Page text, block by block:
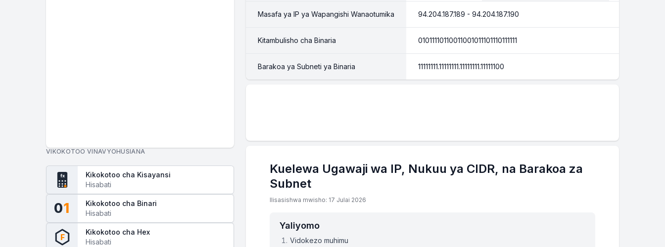
VIKOKOTOO VINAVYOHUSIANA
fx
Kikokotoo cha Kisayansi
Hisabati
01
Kikokotoo cha Binari
Hisabati
F
Kikokotoo cha Hex
Hisabati
Masafa ya IP ya Wapangishi Wanaotumika 94.204.187.189 - 94.204.187.190
Kitambulisho cha Binaria 01011110110011001011101110111111
Barakoa ya Subneti ya Binaria 11111111.11111111.11111111.11111100
Kuelewa Ugawaji wa IP, Nukuu ya CIDR, na Barakoa za
Subnet
Ilisasishwa mwisho: 17 Julai 2026
Yaliyomo
Vidokezo muhimu